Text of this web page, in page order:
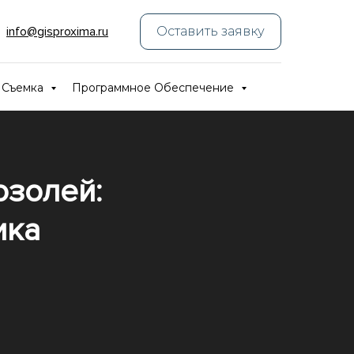
info@gisproxima.ru Оставить заявку
Программное Обеспечение